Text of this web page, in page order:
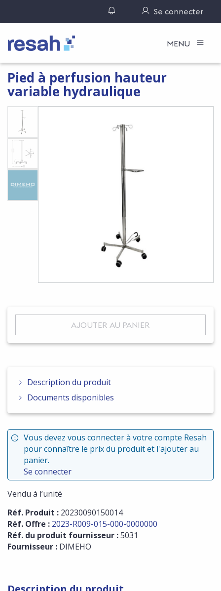
Gérer ses notifications
Se connecter
Logo Resah MENU
Pied à perfusion hauteur
variable hydraulique
AJOUTER AU PANIER
Description du produit
Documents disponibles
Vous devez vous connecter à votre compte Resah
pour connaître le prix du produit et l'ajouter au
panier.
Se connecter
Vendu à l’unité
Réf. Produit : 20230090150014
Réf. Offre : 2023-R009-015-000-0000000
Réf. du produit fournisseur :5031
Fournisseur : DIMEHO